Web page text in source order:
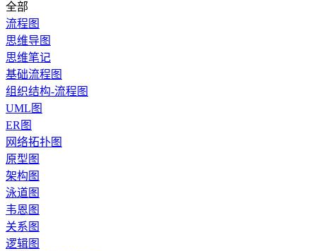
全部
流程图
思维导图
思维笔记
基础流程图
组织结构-流程图
UML图
ER图
网络拓扑图
原型图
架构图
泳道图
韦恩图
关系图
逻辑图